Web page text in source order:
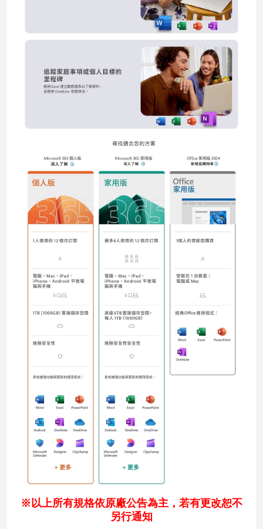
※以上所有規格依原廠公告為主，若有更改恕不
另行通知